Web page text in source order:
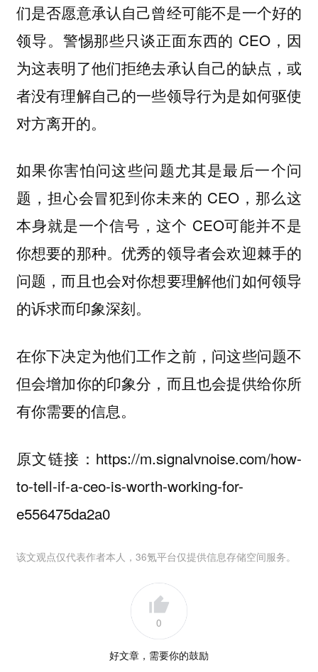
们是否愿意承认自己曾经可能不是一个好的
领导。警惕那些只谈正面东西的 CEO，因
为这表明了他们拒绝去承认自己的缺点，或
者没有理解自己的一些领导行为是如何驱使
对方离开的。
如果你害怕问这些问题尤其是最后一个问
题，担心会冒犯到你未来的 CEO，那么这
本身就是一个信号，这个 CEO可能并不是
你想要的那种。优秀的领导者会欢迎棘手的
问题，而且也会对你想要理解他们如何领导
的诉求而印象深刻。
在你下决定为他们工作之前，问这些问题不
但会增加你的印象分，而且也会提供给你所
有你需要的信息。
原文链接：https://m.signalvnoise.com/how-
to-tell-if-a-ceo-is-worth-working-for-
e556475da2a0
该文观点仅代表作者本人，36氪平台仅提供信息存储空间服务。
0
好文章，需要你的鼓励